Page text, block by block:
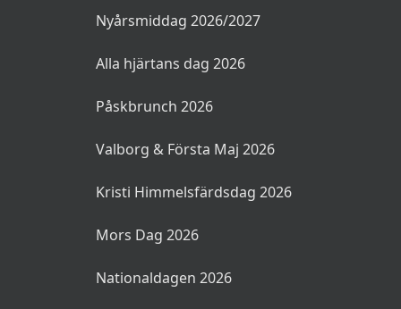
Nyårsmiddag 2026/2027
Alla hjärtans dag 2026
Påskbrunch 2026
Valborg & Första Maj 2026
Kristi Himmelsfärdsdag 2026
Mors Dag 2026
Nationaldagen 2026